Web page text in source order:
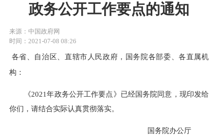
政务公开工作要点的通知
来源：中国政府网
时间：2021-07-08 08:26
各省、自治区、直辖市人民政府，国务院各部委、各直属机
构：
《2021年政务公开工作要点》已经国务院同意，现印发给
你们，请结合实际认真贯彻落实。
国务院办公厅